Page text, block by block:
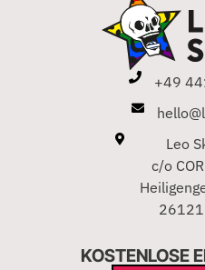
+49
Leo
c/o
26121
KOSTENLOSE